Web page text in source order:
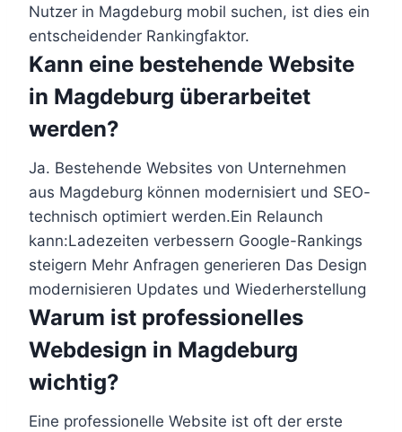
Nutzer in Magdeburg mobil suchen, ist dies ein
entscheidender Rankingfaktor.
Kann eine bestehende Website
in Magdeburg überarbeitet
werden?
Ja. Bestehende Websites von Unternehmen
aus Magdeburg können modernisiert und SEO-
technisch optimiert werden.Ein Relaunch
kann:Ladezeiten verbessern Google-Rankings
steigern Mehr Anfragen generieren Das Design
modernisieren Updates und Wiederherstellung
Warum ist professionelles
Webdesign in Magdeburg
wichtig?
Eine professionelle Website ist oft der erste